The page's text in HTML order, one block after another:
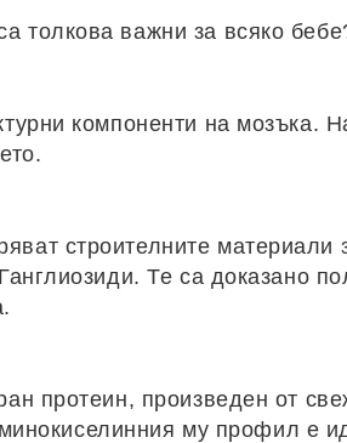
толкова важни за всяко
компоненти на мозъка.
строителните
Те са доказано
протеин, произведен от
му профил е